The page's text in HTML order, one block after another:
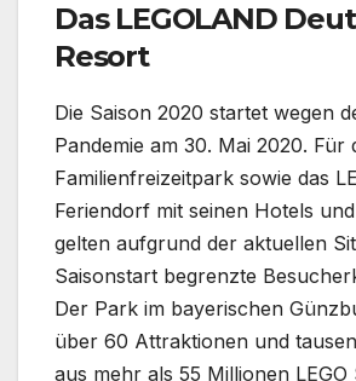
Das LEGOLAND
Resort
Die Saison 2020 startet wegen
Pandemie am 30. Mai 2020. Für
Familienfreizeitpark sowie das
Feriendorf mit seinen Hotels
gelten aufgrund der aktuellen
Saisonstart begrenzte
Der Park im bayerischen
über 60 Attraktionen und
aus mehr als 55 Millionen LEGO